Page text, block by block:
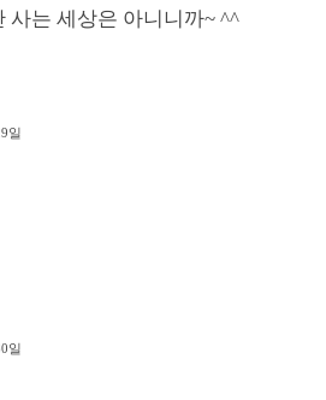
사는 세상은 아니니까~ ^^
일
일